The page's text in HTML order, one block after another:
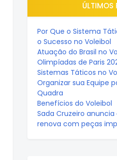
ÚLTIMOS
Por Que o Sistema
o Sucesso no Voleibol
Atuação do Brasil no
Olimpíadas de Paris
Sistemas Táticos no
Organizar sua Equipe
Quadra
Benefícios do Voleibol
Sada Cruzeiro
renova com peças